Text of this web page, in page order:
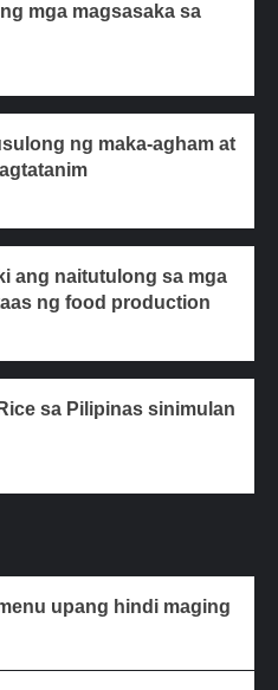
mga magsasaka sa
ng maka-agham at
ang naitutulong sa mga
ng food production
sa Pilipinas sinimulan
upang hindi maging